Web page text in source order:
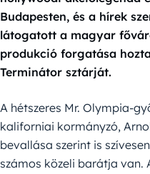
Budapesten, és a hírek
látogatott a magyar
produkció forgatása
Terminátor sztárját.
A hétszeres Mr. Olympia-
kaliforniai kormányzó,
bevallása szerint is
számos közeli barátja van.